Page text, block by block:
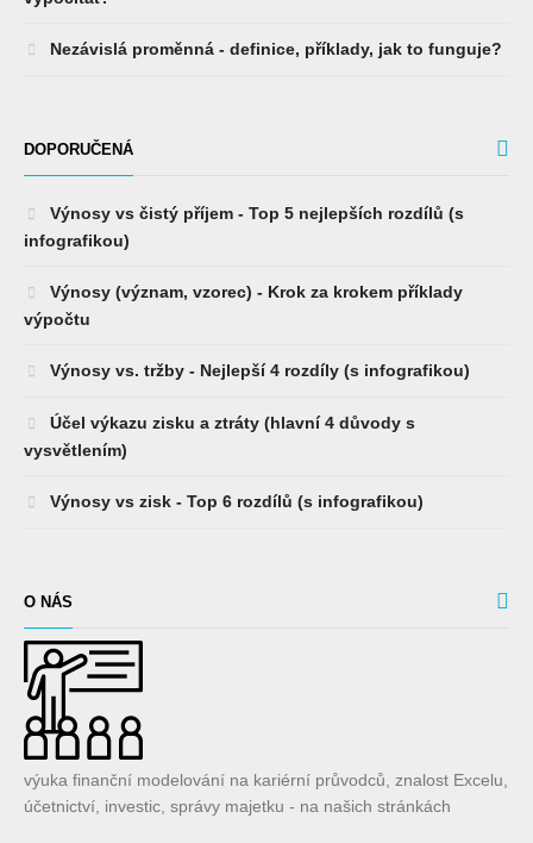
Nezávislá proměnná - definice, příklady, jak to funguje?
DOPORUČENÁ
Výnosy vs čistý příjem - Top 5 nejlepších rozdílů (s
infografikou)
Výnosy (význam, vzorec) - Krok za krokem příklady
výpočtu
Výnosy vs. tržby - Nejlepší 4 rozdíly (s infografikou)
Účel výkazu zisku a ztráty (hlavní 4 důvody s
vysvětlením)
Výnosy vs zisk - Top 6 rozdílů (s infografikou)
O NÁS
výuka finanční modelování na kariérní průvodců, znalost Excelu,
účetnictví, investic, správy majetku - na našich stránkách